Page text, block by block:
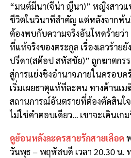
“มนต์มีนา(จีน่า ญีนา)” หญิงสาว
ชีวิตในวินาทีสำคัญ แต่หลังจากพ้
ต้องพบกับความจริงอันโหดร้ายว่า
ที่แท้จริงของตระกูล เรื่องเลวร้ายยั
ปรีดา(สต๊อป สหัสชัย)” ถูกฆาตกร
สู่การแย่งชิงอำนาจภายในครอบ
เริ่มเผยธาตุแท้ทีละคน ทางด้านเ
สถานการณ์อันตรายที่ต้องตัดสินใ
ไม่ใช่คำตอบเดียว… เขาจะเดินเก
ดูย้อนหลังละครสายรักสายเลือด
วันพุธ – พฤหัสบดี เวลา 20.30 น.